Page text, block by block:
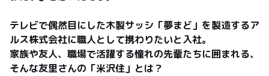
テレビで偶然目にした木製サッシ「夢まど」を製造するア
ルス株式会社に職人として携わりたいと入社。
家族や友人、職場で活躍する憧れの先輩たちに囲まれる、
そんな友里さんの「米沢住」とは？